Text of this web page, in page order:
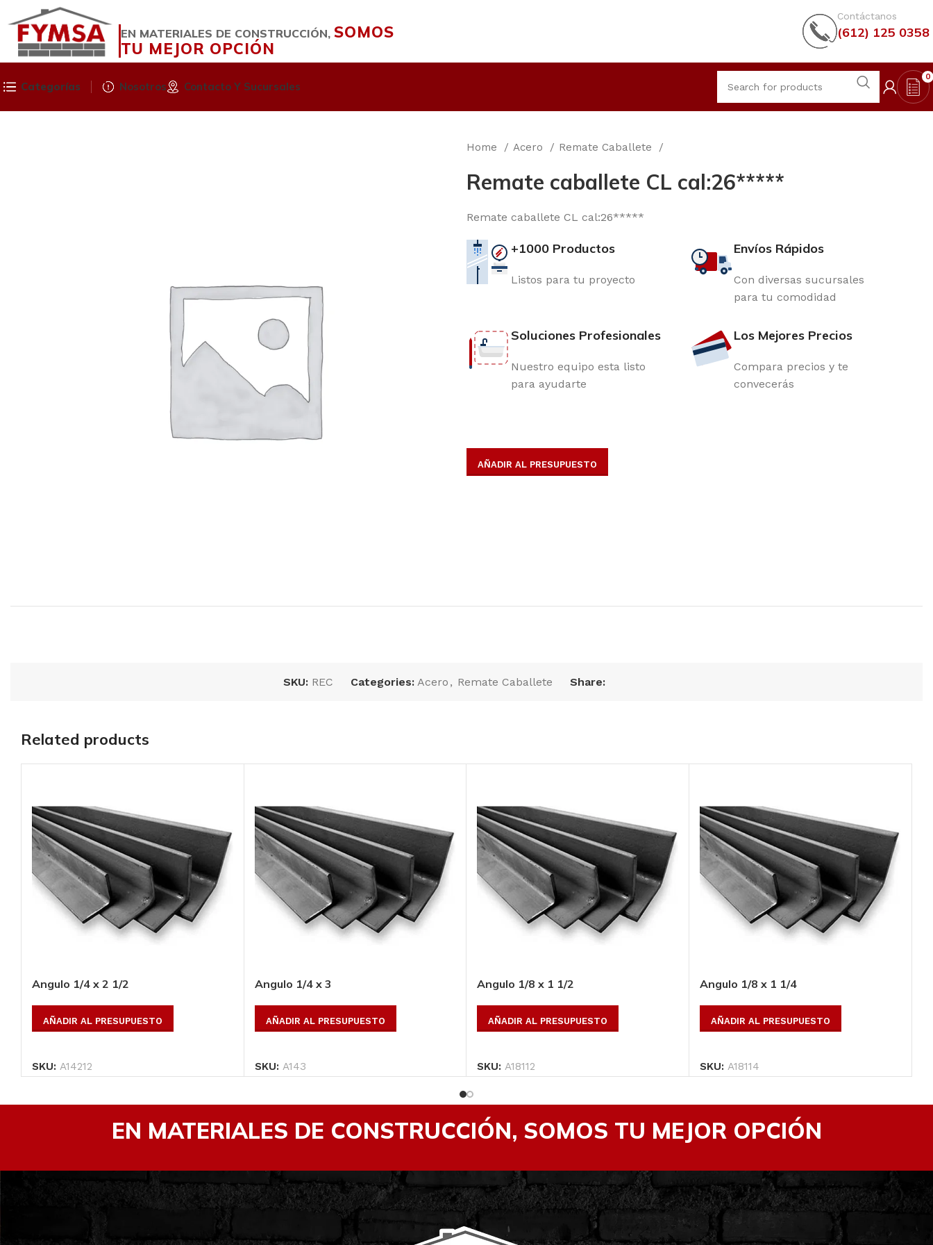
EN MATERIALES DE CONSTRUCCIÓN, SOMOS
TU MEJOR OPCIÓN
Contáctanos
(612) 125 0358
Categorías
Productos Populares
PRESUPUESTO
LP248
PRESUPUESTO
SKU:IPR8612417610
color: rojo*****
AÑADIR AL
PRESUPUESTO
SKU: PTR5R
Todos los productos
Conoce toda nuestra línea de productos
Nosotros Contacto Y Sucursales
0
Home Acero Remate Caballete
Remate caballete CL cal:26*****
Remate caballete CL cal:26*****
+1000 Productos
Listos para tu proyecto
Envíos Rápidos
Con diversas sucursales
para tu comodidad
Soluciones Profesionales
Nuestro equipo esta listo
para ayudarte
Los Mejores Precios
Compara precios y te
convecerás
AÑADIR AL PRESUPUESTO
SKU: REC Categories: Acero , Remate Caballete Share:
Related products
Angulo 1/4 x 2 1/2
AÑADIR AL PRESUPUESTO
SKU: A14212
Angulo 1/4 x 3
AÑADIR AL PRESUPUESTO
SKU: A143
Angulo 1/8 x 1 1/2
AÑADIR AL PRESUPUESTO
SKU: A18112
Angulo 1/8 x 1 1/4
AÑADIR AL PRESUPUESTO
SKU: A18114
EN MATERIALES DE CONSTRUCCIÓN, SOMOS TU MEJOR OPCIÓN